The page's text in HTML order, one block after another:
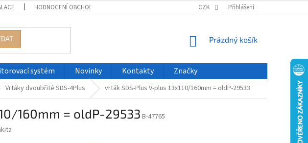
HODNOCENÍ OBCHODU VELKOOBCHOD ČASTO KLADENÉ DOTAZY
CZK Přihlášení
NÁKUPNÍ
Prázdný košík
systém Novinky Kontakty Značky
Vrtáky dvoubřité SDS-4Plus vrták SDS-Plus V-plus 13x110/160mm = oldP-29533
160mm = oldP-29533B-47765